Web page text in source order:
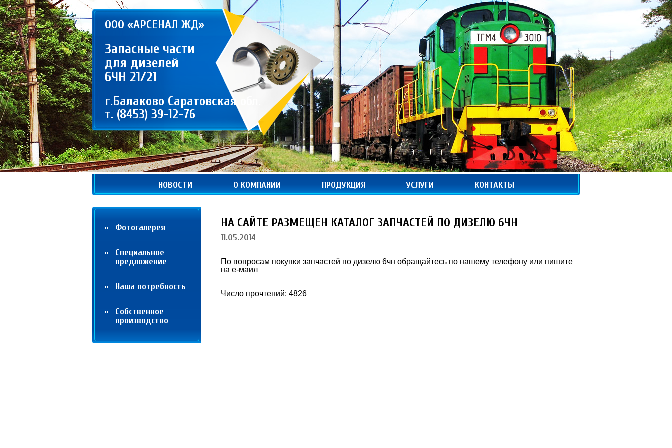
ООО «АРСЕНАЛ ЖД»
Запасные части
для дизелей
6ЧН 21/21
г.Балаково Саратовская обл.
т. (8453) 39-12-76
НОВОСТИ О КОМПАНИИ ПРОДУКЦИЯ УСЛУГИ КОНТАКТЫ
Фотогалерея
Cпециальное
предложение
Наша потребность
Собственное
производство
НА САЙТЕ РАЗМЕЩЕН КАТАЛОГ ЗАПЧАСТЕЙ ПО ДИЗЕЛЮ 6ЧН
11.05.2014
По вопросам покупки запчастей по дизелю 6чн обращайтесь по нашему телефону или пишите
на е-маил
Число прочтений: 4826